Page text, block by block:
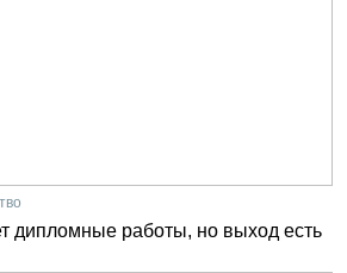
дипломные работы, но выход есть